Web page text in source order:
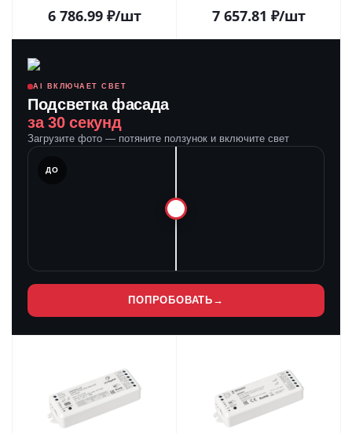
6 786.99₽/шт 7 657.81 ₽/шт
AI ВКЛЮЧАЕТ СВЕТ
Подсветка фасада
за 30 секунд
Загрузите фото — потяните ползунок и включите свет
ДО
ПОПРОБОВАТЬ →